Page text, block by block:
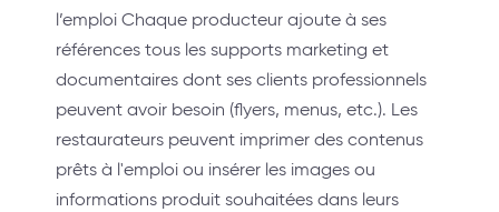
l’emploi Chaque producteur ajoute à ses
références tous les supports marketing et
documentaires dont ses clients professionnels
peuvent avoir besoin (flyers, menus, etc.). Les
restaurateurs peuvent imprimer des contenus
prêts à l'emploi ou insérer les images ou
informations produit souhaitées dans leurs